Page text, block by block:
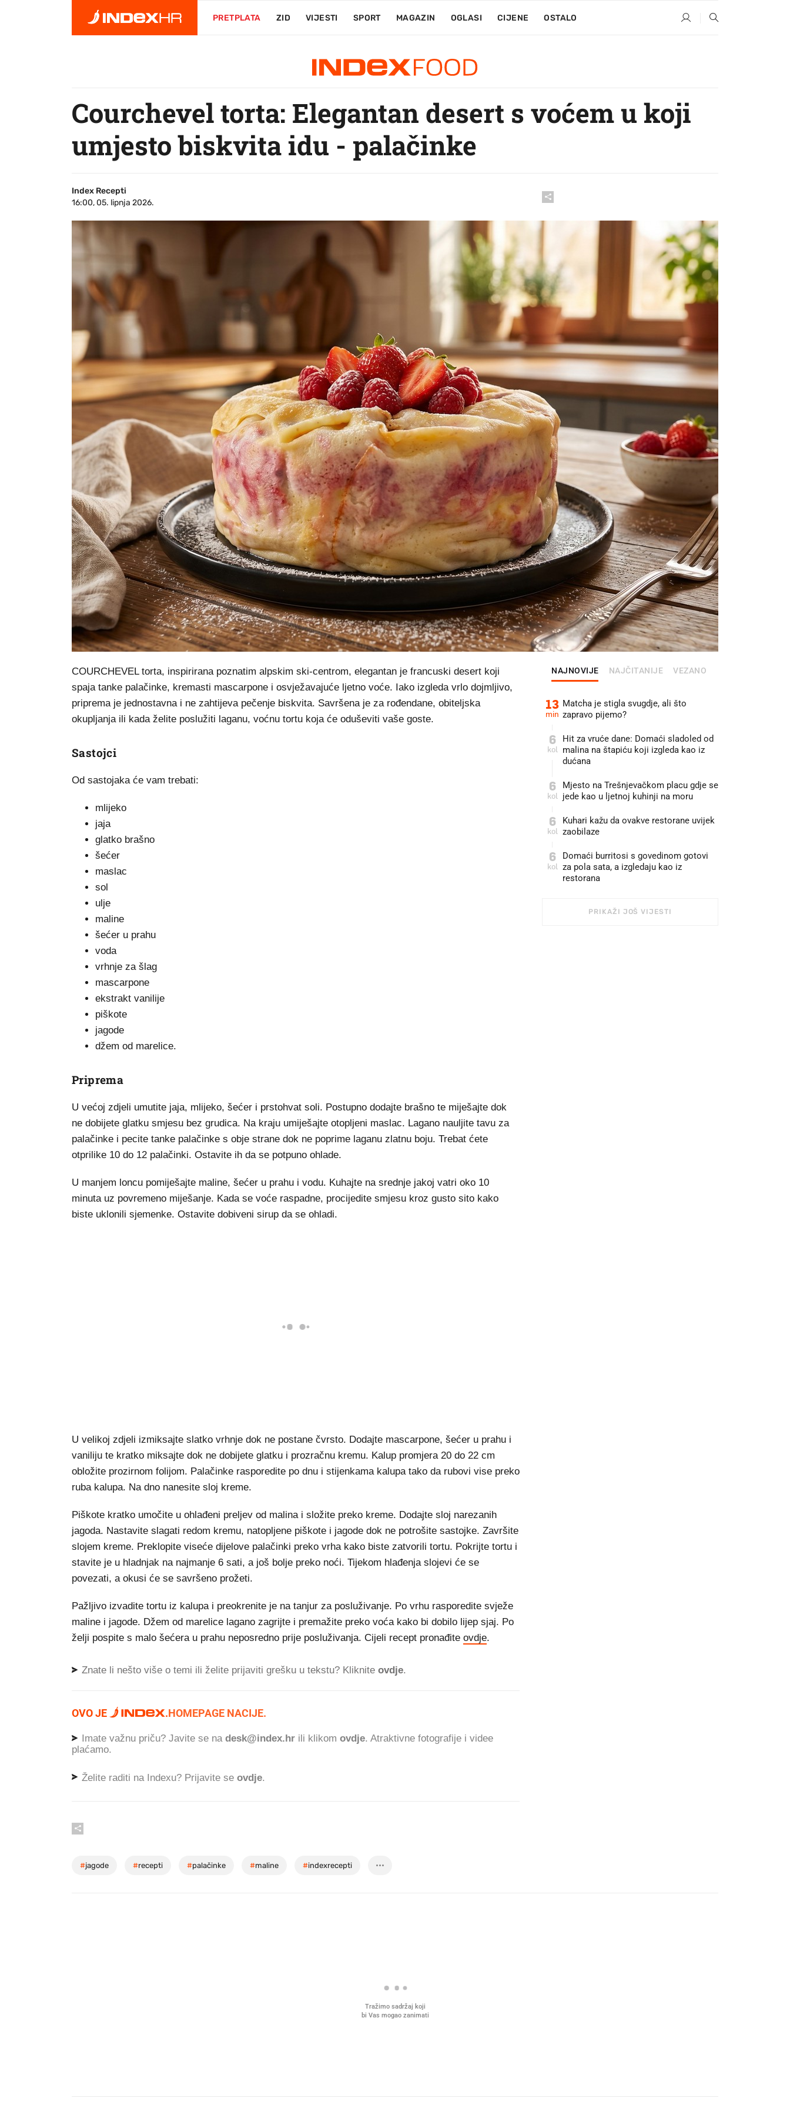
PRETPLATA ZID VIJESTI SPORT MAGAZIN OGLASI CIJENE OSTALO
Courchevel torta: Elegantan desert s voćem u koji
umjesto biskvita idu - palačinke
Index Recepti
16:00, 05. lipnja 2026.
COURCHEVEL torta, inspirirana poznatim alpskim ski-centrom, elegantan je francuski desert koji
spaja tanke palačinke, kremasti mascarpone i osvježavajuće ljetno voće. Iako izgleda vrlo dojmljivo,
priprema je jednostavna i ne zahtijeva pečenje biskvita. Savršena je za rođendane, obiteljska
okupljanja ili kada želite poslužiti laganu, voćnu tortu koja će oduševiti vaše goste.
Sastojci
Od sastojaka će vam trebati:
mlijeko
jaja
glatko brašno
šećer
maslac
sol
ulje
maline
šećer u prahu
voda
vrhnje za šlag
mascarpone
ekstrakt vanilije
piškote
jagode
džem od marelice.
Priprema
U većoj zdjeli umutite jaja, mlijeko, šećer i prstohvat soli. Postupno dodajte brašno te miješajte dok
ne dobijete glatku smjesu bez grudica. Na kraju umiješajte otopljeni maslac. Lagano nauljite tavu za
palačinke i pecite tanke palačinke s obje strane dok ne poprime laganu zlatnu boju. Trebat ćete
otprilike 10 do 12 palačinki. Ostavite ih da se potpuno ohlade.
U manjem loncu pomiješajte maline, šećer u prahu i vodu. Kuhajte na srednje jakoj vatri oko 10
minuta uz povremeno miješanje. Kada se voće raspadne, procijedite smjesu kroz gusto sito kako
biste uklonili sjemenke. Ostavite dobiveni sirup da se ohladi.
U velikoj zdjeli izmiksajte slatko vrhnje dok ne postane čvrsto. Dodajte mascarpone, šećer u prahu i
vaniliju te kratko miksajte dok ne dobijete glatku i prozračnu kremu. Kalup promjera 20 do 22 cm
obložite prozirnom folijom. Palačinke rasporedite po dnu i stijenkama kalupa tako da rubovi vise preko
ruba kalupa. Na dno nanesite sloj kreme.
Piškote kratko umočite u ohlađeni preljev od malina i složite preko kreme. Dodajte sloj narezanih
jagoda. Nastavite slagati redom kremu, natopljene piškote i jagode dok ne potrošite sastojke. Završite
slojem kreme. Preklopite viseće dijelove palačinki preko vrha kako biste zatvorili tortu. Pokrijte tortu i
stavite je u hladnjak na najmanje 6 sati, a još bolje preko noći. Tijekom hlađenja slojevi će se
povezati, a okusi će se savršeno prožeti.
Pažljivo izvadite tortu iz kalupa i preokrenite je na tanjur za posluživanje. Po vrhu rasporedite svježe
maline i jagode. Džem od marelice lagano zagrijte i premažite preko voća kako bi dobilo lijep sjaj. Po
želji pospite s malo šećera u prahu neposredno prije posluživanja. Cijeli recept pronađite ovdje.
Znate li nešto više o temi ili želite prijaviti grešku u tekstu? Kliknite ovdje.
OVO JE .HOMEPAGE NACIJE.
Imate važnu priču? Javite se na desk@index.hr ili klikom ovdje. Atraktivne fotografije i videe
plaćamo.
Želite raditi na Indexu? Prijavite se ovdje.
#jagode #recepti #palačinke #maline #indexrecepti
NAJNOVIJE NAJČITANIJE VEZANO
13
min
Matcha je stigla svugdje, ali što
zapravo pijemo?
6
kol
Hit za vruće dane: Domaći sladoled od
malina na štapiću koji izgleda kao iz
dućana
6
kol
Mjesto na Trešnjevačkom placu gdje se
jede kao u ljetnoj kuhinji na moru
6
kol
Kuhari kažu da ovakve restorane uvijek
zaobilaze
6
kol
Domaći burritosi s govedinom gotovi
za pola sata, a izgledaju kao iz
restorana
PRIKAŽI JOŠ VIJESTI
Tražimo sadržaj koji
bi Vas mogao zanimati